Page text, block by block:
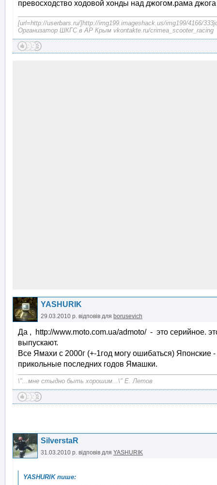
превосходство ходовой хонды над джогом.рама
[url=http://userbars.ru/]http://img199.imageshack.us/img199/4166/
Организатор ШКГС в АР Крым vkontakte.ru/crimea_scooter_racing
YASHURIK
29.03.2010 р. відповів для borusevich
Да , http://www.moto.com.ua/admoto/ - это серийное.
выпускают.
Все Ямахи с 2000г (+-1год могу ошибаться)
прикольные последних годов Ямашки.
\"...мне стыдно быть хорошим...\" Е. Летов
SilverstaR
31.03.2010 р. відповів для YASHURIK